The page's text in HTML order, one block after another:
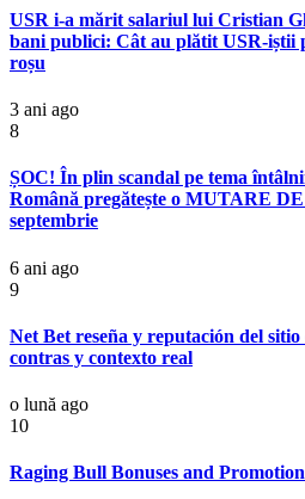
USR i-a mărit salariul lui Cristian
bani publici: Cât au plătit USR-iștii
roșu
3 ani ago
8
ȘOC! În plin scandal pe tema
Română pregătește o MUTARE
septembrie
6 ani ago
9
Net Bet reseña y reputación del
contras y contexto real
o lună ago
10
Raging Bull Bonuses and